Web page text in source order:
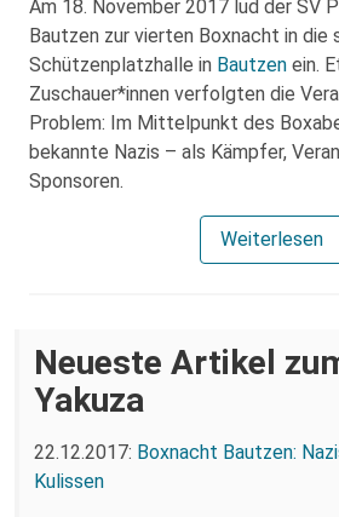
Am 18. November 2017 lud der SV
Bautzen zur vierten Boxnacht in die
Schützenplatzhalle in Bautzen ein.
Zuschauer*innen verfolgten die
Problem: Im Mittelpunkt des
bekannte Nazis – als Kämpfer,
Sponsoren.
Weiterlesen
Neueste Artikel
Yakuza
22.12.2017: Boxnacht Bautzen:
Kulissen